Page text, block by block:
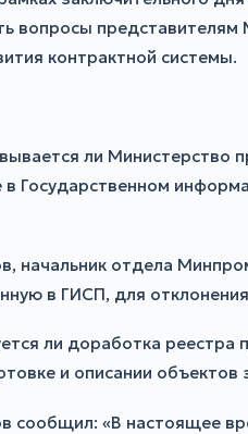
вопросы
контрактной системы.
ли Министерство
Государственном
начальник отдела
в ГИСП, для отклонения
ли доработка реестра
и описании
«В настоящее